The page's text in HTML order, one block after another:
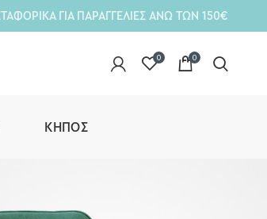
ΓΙΑ ΠΑΡΑΓΓΕΛΙΕΣ ΑΝΩ ΤΩΝ 150€
0 0
ΚΉΠΟΣ